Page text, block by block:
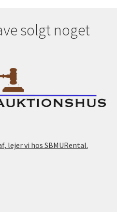
solgt noget
lejer vi hos SBMURental.